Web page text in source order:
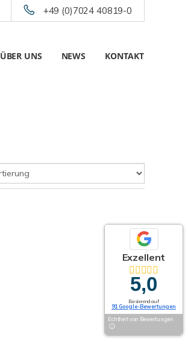
+49 (0)7024 40819-0
ÜBER UNS NEWS KONTAKT
Exzellent
5,0
Basierend auf
91 Google-Bewertungen
Echtheit von Bewertungen